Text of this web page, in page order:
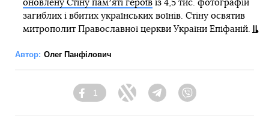
оновлену Стіну памʼяті героївіз 4,5 тис. фотографій
загиблих і вбитих українських воїнів. Стіну освятив
митрополит Православної церкви України Епіфаній.
Автор: Олег Панфілович
Facebook
1
Twitter Telegram